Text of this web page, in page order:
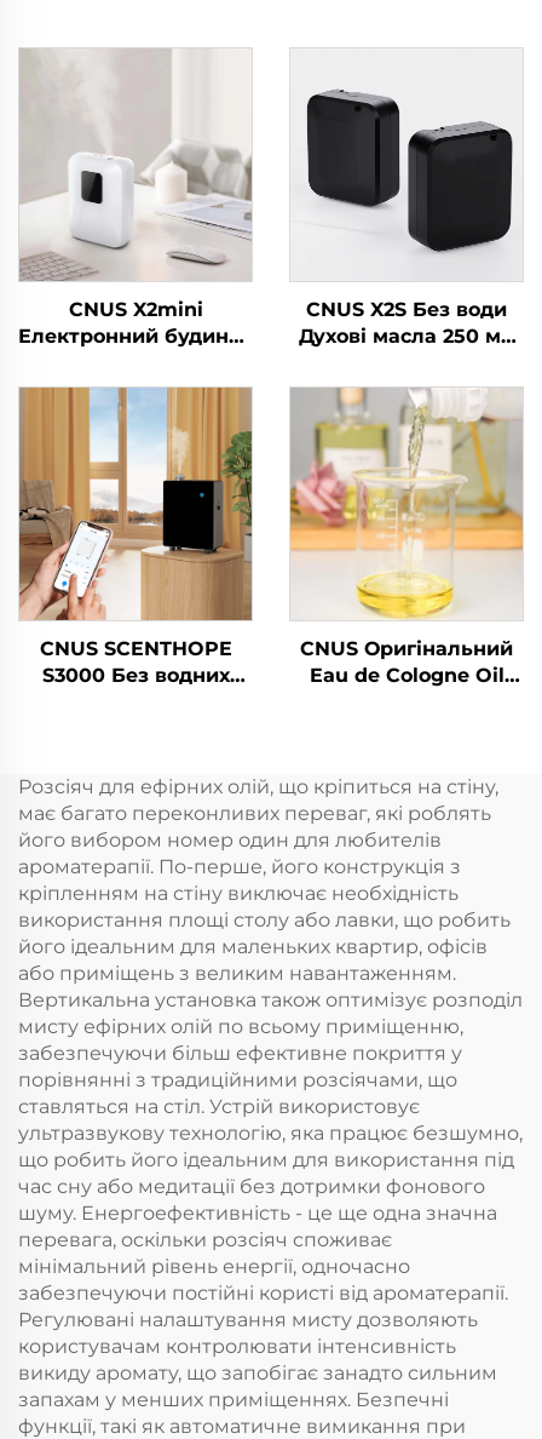
CNUS X2mini
Електронний будинок
запаху Машина
повітря Духовина
Масло розумний
диффузер аромати
CNUS X2S Без води
Духові масла 250 мл
дифузер Машина
Домашня свіжильник
повітря Ароматичний
дифузер
CNUS SCENTHOPE
S3000 Без водних
Акрильний
автоматичний
дифузер ароматики
Дифузійна система
Ароматична машина
CNUS Оригінальний
Eau de Cologne Oil
Мандаринні Масла
Для Деффузерної
Ароматної Машини
Розсіяч для ефірних олій, що кріпиться на стіну,
має багато переконливих переваг, які роблять
його вибором номер один для любителів
ароматерапії. По-перше, його конструкція з
кріпленням на стіну виключає необхідність
використання площі столу або лавки, що робить
його ідеальним для маленьких квартир, офісів
або приміщень з великим навантаженням.
Вертикальна установка також оптимізує розподіл
мисту ефірних олій по всьому приміщенню,
забезпечуючи більш ефективне покриття у
порівнянні з традиційними розсіячами, що
ставляться на стіл. Устрій використовує
ультразвукову технологію, яка працює безшумно,
що робить його ідеальним для використання під
час сну або медитації без дотримки фонового
шуму. Енергоефективність - це ще одна значна
перевага, оскільки розсіяч споживає
мінімальний рівень енергії, одночасно
забезпечуючи постійні користі від ароматерапії.
Регулювані налаштування мисту дозволяють
користувачам контролювати інтенсивність
викиду аромату, що запобігає занадто сильним
запахам у менших приміщеннях. Безпечні
функції, такі як автоматичне вимикання при